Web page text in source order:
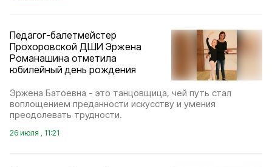
Педагог-балетмейстер
Прохоровской ДШИ Эржена
Романашина отметила
юбилейный день рождения
Эржена Батоевна - это танцовщица, чей путь стал
воплощением преданности искусству и умения
преодолевать трудности.
26 июля , 11:21